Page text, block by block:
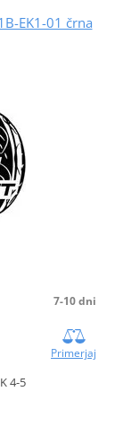
EK1-01 črna
7-10 dni
Primerjaj
4-5